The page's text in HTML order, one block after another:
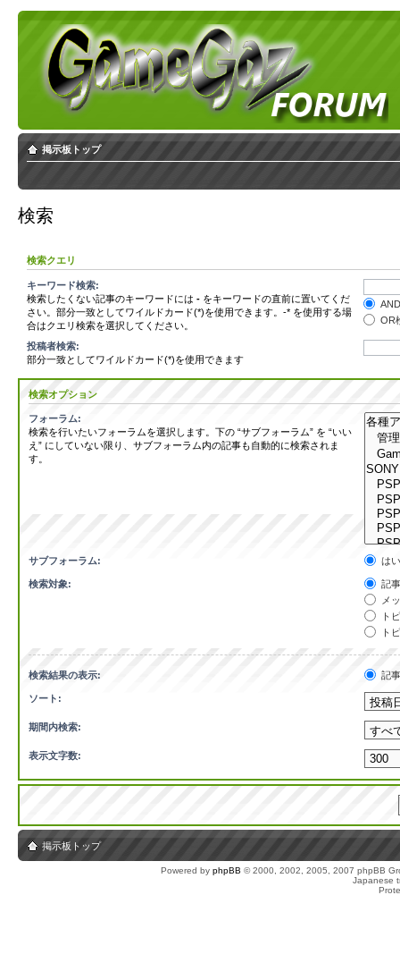
掲示板トップ
検索
検索クエリ
キーワード検索:
検索したくない記事のキーワードには - をキーワードの直前に置いてくだ
さい。部分一致としてワイルドカード(*)を使用できます。-* を使用する場
合はクエリ検索を選択してください。
OR
投稿者検索:
部分一致としてワイルドカード(*)を使用できます
検索オプション
フォーラム:
検索を行いたいフォーラムを選択します。下の “サブフォーラム” を “いい
え” にしていない限り、サブフォーラム内の記事も自動的に検索されま
す。
サブフォーラム: はい
検索対象:
記
メ
ト
ト
検索結果の表示: 記事
ソート:
期間内検索:
表示文字数:
掲示板トップ
Powered by phpBB © 2000, 2002, 2005, 2007 phpBB
Japanese